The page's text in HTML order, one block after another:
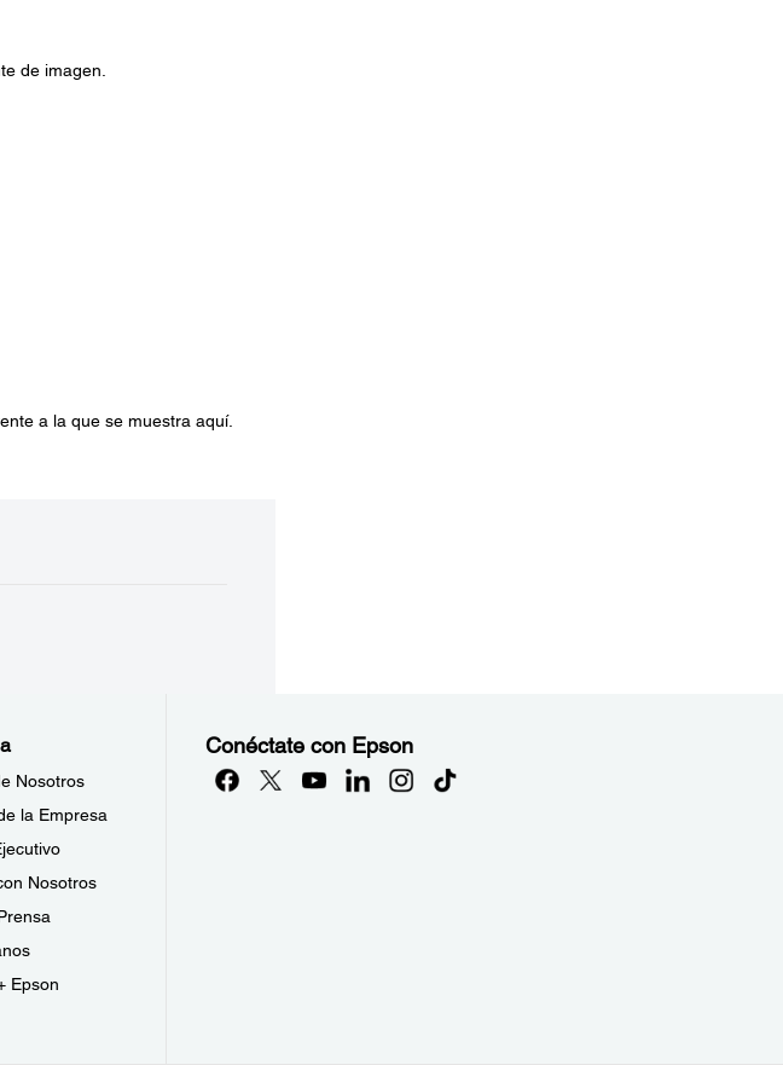
de imagen.
a la que se muestra aquí.
Nosotros
la Empresa
Nosotros
Epson
Conéctate con Epson